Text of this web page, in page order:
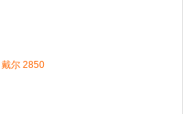
戴尔 2850